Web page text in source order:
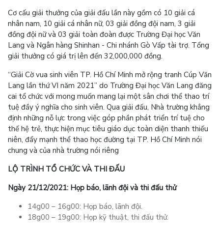
Cơ cấu giải thưởng của giải đấu lần này gồm có 10 giải cá
nhân nam, 10 giải cá nhân nữ, 03 giải đồng đội nam, 3 giải
đồng đội nữ và 03 giải toàn đoàn được Trường Đại học Văn
Lang và Ngân hàng Shinhan - Chi nhánh Gò Vấp tài trợ. Tổng
giải thưởng có giá trị lên đến 32,000,000 đồng.
“Giải Cờ vua sinh viên TP. Hồ Chí Minh mở rộng tranh Cúp Văn
Lang lần thứ VI năm 2021” do Trường Đại học Văn Lang đăng
cai tổ chức với mong muốn mang lại một sân chơi thể thao trí
tuệ đầy ý nghĩa cho sinh viên. Qua giải đấu, Nhà trường khẳng
định những nỗ lực trong việc góp phần phát triển trí tuệ cho
thế hệ trẻ, thực hiện mục tiêu giáo dục toàn diện thanh thiếu
niên, đẩy mạnh thể thao học đường tại TP. Hồ Chí Minh nói
chung và của nhà trường nói riêng
LỘ TRÌNH TỔ CHỨC VÀ THI ĐẤU
Ngày 21/12/2021: Họp báo, lãnh đội và thi đấu thử
14g00 – 16g00: Họp báo, lãnh đội.
18g00 – 19g00: Họp kỹ thuật, thi đấu thử.